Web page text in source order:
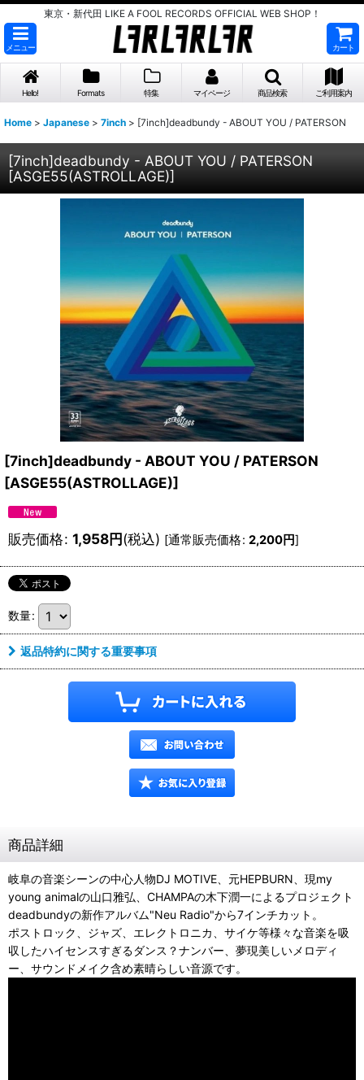
東京・新代田 LIKE A FOOL RECORDS OFFICIAL WEB SHOP！
メニュー カート
Hello! Formats 特集 マイページ 商品検索 ご利用案内
Home > Japanese > 7inch > [7inch]deadbundy - ABOUT YOU / PATERSON
[7inch]deadbundy - ABOUT YOU / PATERSON
[ASGE55(ASTROLLAGE)]
[7inch]deadbundy - ABOUT YOU / PATERSON
[ASGE55(ASTROLLAGE)]
販売価格: 1,958円(税込) [通常販売価格: 2,200円]
数量:
返品特約に関する重要事項
商品詳細
岐阜の音楽シーンの中心人物DJ MOTIVE、元HEPBURN、現my
young animalの山口雅弘、CHAMPAの木下潤一によるプロジェクト
deadbundyの新作アルバム"Neu Radio"から7インチカット。
ポストロック、ジャズ、エレクトロニカ、サイケ等様々な音楽を吸
収したハイセンスすぎるダンス？ナンバー、夢現美しいメロディ
ー、サウンドメイク含め素晴らしい音源です。